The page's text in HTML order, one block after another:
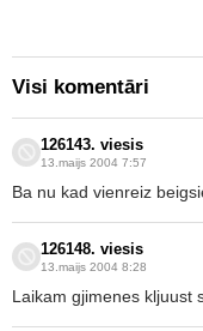
Visi komentāri
126143. viesis
13.maijs 2004 7:57
Ba nu kad vienreiz
126148. viesis
13.maijs 2004 8:28
Laikam gjimenes kljuust